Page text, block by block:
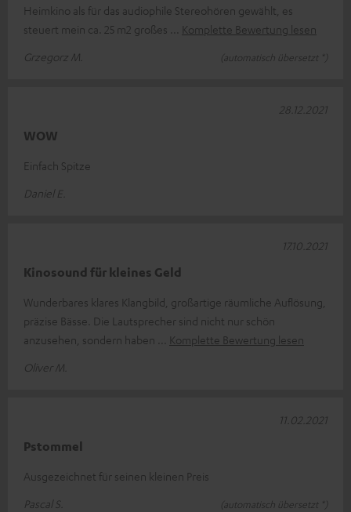
Heimkino als für das audiophile Stereohören gewählt, es
steuert mein ca. 25 m2 großes
Komplette Bewertung lesen
Grzegorz M.
(automatisch übersetzt *)
WOW
Einfach Spitze
Daniel E.
28.12.2021
Kinosound für kleines Geld
Wunderbares klares Klangbild, großartige räumliche Auflösung,
präzise Bässe. Die Lautsprecher sind nicht nur schön
anzusehen, sondern haben
Komplette Bewertung lesen
Oliver M.
17.10.2021
Pstommel
Ausgezeichnet für seinen kleinen Preis
Pascal S.
(automatisch übersetzt *)
11.02.2021